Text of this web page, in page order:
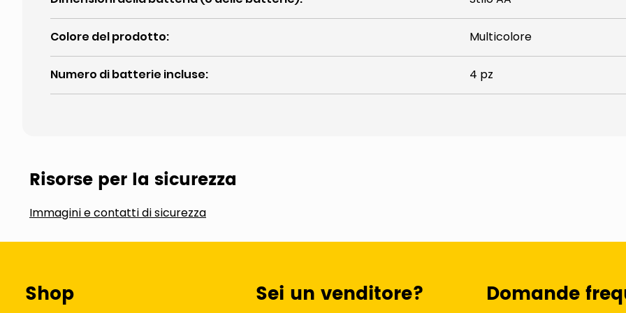
Colore del prodotto: Multicolore
Numero di batterie incluse: 4 pz
Risorse per la sicurezza
Immagini e contatti di sicurezza
Shop Sei un venditore? Domande